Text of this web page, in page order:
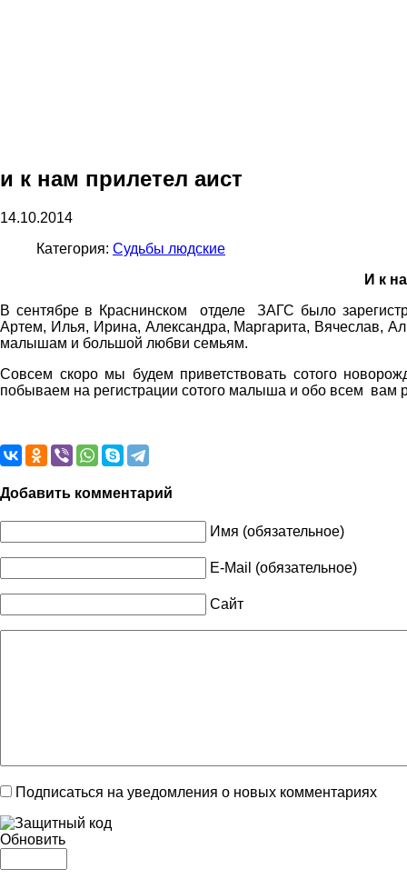
и к нам прилетел аист
14.10.2014
Категория: Судьбы людские
И к
В сентябре в Краснинском отделе ЗАГС было
Артем, Илья, Ирина, Александра, Маргарита, Вячеслав,
малышам и большой любви семьям.
Совсем скоро мы будем приветствовать сотого
побываем на регистрации сотого малыша и обо всем вам
Добавить комментарий
Имя (обязательное)
E-Mail (обязательное)
Сайт
Подписаться на уведомления о новых комментариях
Обновить